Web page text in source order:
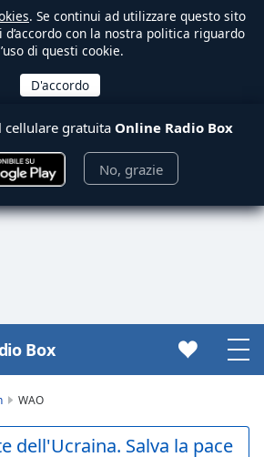
. Se continui ad utilizzare questo sito
con la nostra politica riguardo
di questi cookie.
cellulare gratuita Online Radio Box
No, grazie
Box
WAO
dell'Ucraina. Salva la pace